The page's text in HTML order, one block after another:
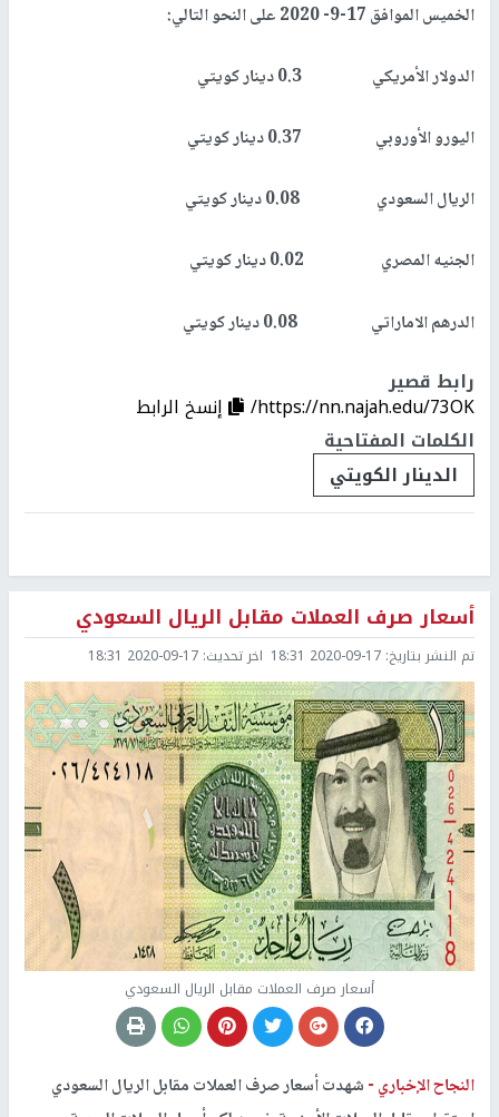
الخميس الموافق 17-9- 2020 على النحو التالي:
الدولار الأمريكي 0.3 دينار كويتي
اليورو الأوروبي 0.37 دينار كويتي
الريال السعودي 0.08 دينار كويتي
الجنيه المصري 0.02 دينار كويتي
الدرهم الاماراتي 0.08 دينار كويتي
رابط قصير
https://nn.najah.edu/73OK/
إنسخ الرابط
الكلمات المفتاحية
الدينار الكويتي
أسعار صرف العملات مقابل الريال السعودي
تم النشر بتاريخ: 2020-09-17 18:31 اخر تحديث: 2020-09-17 18:31
أسعار صرف العملات مقابل الريال السعودي
النجاح الإخباري -شهدت أسعار صرف العملات مقابل الريال السعودي